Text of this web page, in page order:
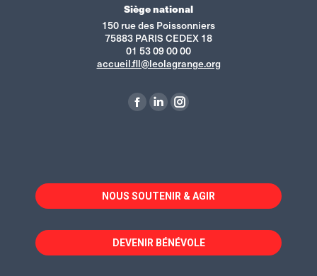
Siège national
150 rue des Poissonniers
75883 PARIS CEDEX 18
01 53 09 00 00
accueil.fll@leolagrange.org
La
dans
une
fenêtre
La
dans
une
fenêtre
La
dans
une
fenêtre
NOUS SOUTENIR & AGIR
DEVENIR BÉNÉVOLE